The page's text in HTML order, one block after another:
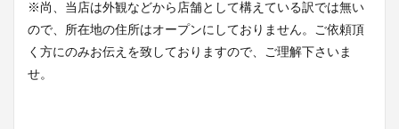
※尚、当店は外観などから店舗として構えている訳では無い
ので、所在地の住所はオープンにしておりません。ご依頼頂
く方にのみお伝えを致しておりますので、ご理解下さいま
せ。